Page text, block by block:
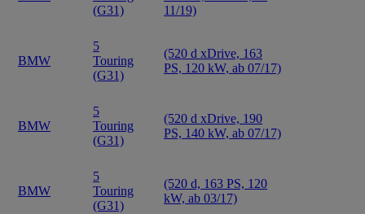
(G31)
11/19)
BMW
5
Touring
(G31)
(520 d xDrive, 163
PS, 120 kW, ab 07/17)
BMW
5
Touring
(G31)
(520 d xDrive, 190
PS, 140 kW, ab 07/17)
BMW
5
Touring
(G31)
(520 d, 163 PS, 120
kW, ab 03/17)